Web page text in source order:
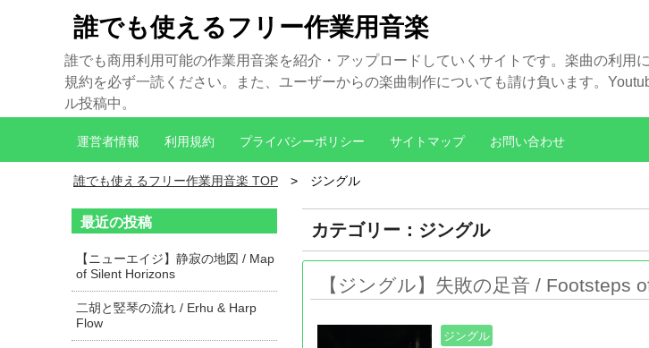
誰でも使えるフリー作業用音楽
誰でも商用利用可能の作業用音楽を紹介・アップロードしていくサイトです。楽曲の利用
規約を必ず一読ください。また、ユーザーからの楽曲制作についても請け負います。
ル投稿中。
運営者情報 利用規約 プライバシーポリシー サイトマップ お問い合わせ
誰でも使えるフリー作業用音楽 TOP ジングル
カテゴリー：ジングル
【ジングル】失敗の足音 / Footsteps
ジングル
最近の投稿
【ニューエイジ】静寂の地図 / Map
of Silent Horizons
二胡と竪琴の流れ / Erhu & Harp
Flow